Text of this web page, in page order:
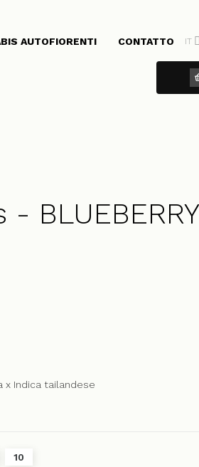
AUTOFIORENTI CONTATTO IT
BLUEBERRY
x Indica tailandese
10